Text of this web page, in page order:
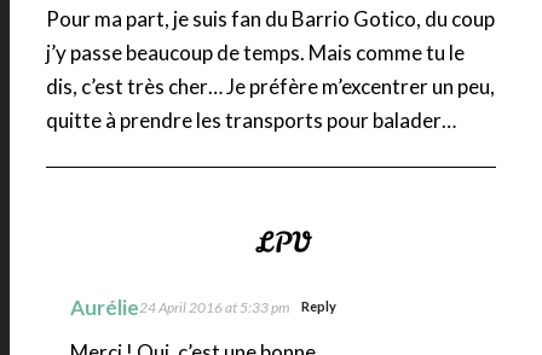
Pour ma part, je suis fan du Barrio Gotico, du coup
j’y passe beaucoup de temps. Mais comme tu le
dis, c’est très cher… Je préfère m’excentrer un peu,
quitte à prendre les transports pour balader…
Aurélie24 April 2016 at 5:33 pm Reply